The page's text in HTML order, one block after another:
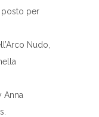
posto per
Nudo,
Anna